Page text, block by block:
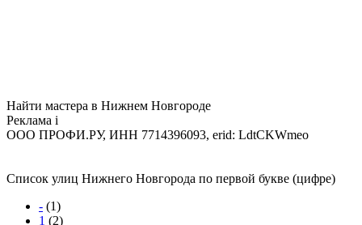
Найти мастера в Нижнем Новгороде
Реклама i
ООО ПРОФИ.РУ, ИНН 7714396093, erid: LdtCKWmeo
Список улиц Нижнего Новгорода по первой букве (цифре)
- (1)
1 (2)